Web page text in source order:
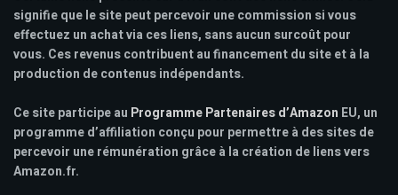
signifie que le site peut percevoir une commission si vous
effectuez un achat via ces liens, sans aucun surcoût pour
vous. Ces revenus contribuent au financement du site et à la
production de contenus indépendants.
Ce site participe au Programme Partenaires d’Amazon EU, un
programme d’affiliation conçu pour permettre à des sites de
percevoir une rémunération grâce à la création de liens vers
Amazon.fr.